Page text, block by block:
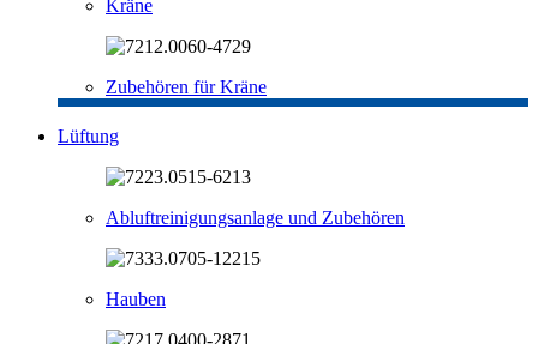
Kräne
Zubehören für Kräne
Lüftung
Abluftreinigungsanlage und Zubehören
Hauben